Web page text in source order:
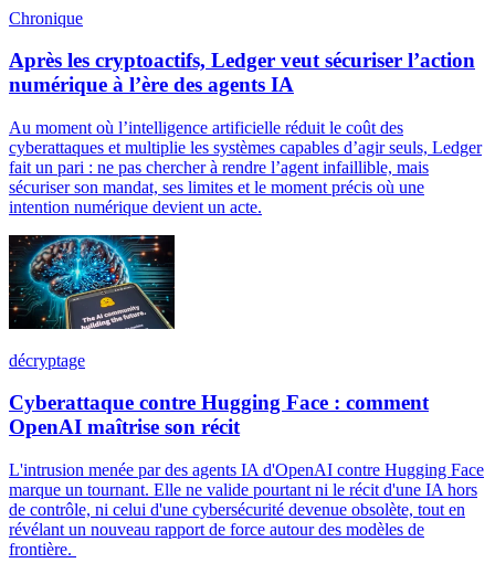
Chronique
Après les cryptoactifs, Ledger veut sécuriser l’action
numérique à l’ère des agents IA
Au moment où l’intelligence artificielle réduit le coût des
cyberattaques et multiplie les systèmes capables d’agir seuls, Ledger
fait un pari : ne pas chercher à rendre l’agent infaillible, mais
sécuriser son mandat, ses limites et le moment précis où une
intention numérique devient un acte.
décryptage
Cyberattaque contre Hugging Face : comment
OpenAI maîtrise son récit
L'intrusion menée par des agents IA d'OpenAI contre Hugging Face
marque un tournant. Elle ne valide pourtant ni le récit d'une IA hors
de contrôle, ni celui d'une cybersécurité devenue obsolète, tout en
révélant un nouveau rapport de force autour des modèles de
frontière.